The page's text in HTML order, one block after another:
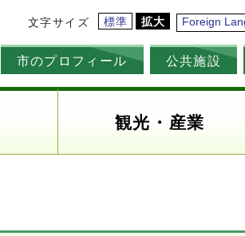
文字サイズ 標準 拡大 Foreign
市のプロフィール 公共施設
観光・産業